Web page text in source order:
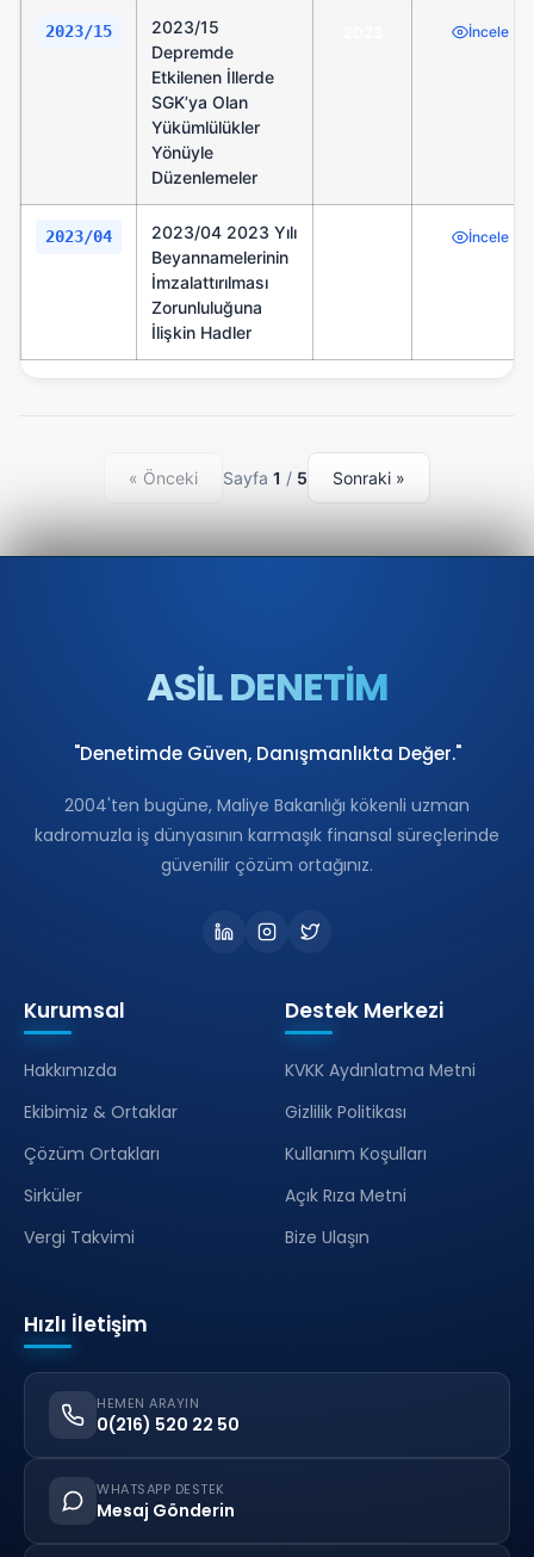
2023/15
2023/15
Depremde
Etkilenen İllerde
SGK’ya Olan
Yükümlülükler
Yönüyle
Düzenlemeler
İncele
2023/04
2023/04 2023 Yılı
Beyannamelerinin
İmzalattırılması
Zorunluluğuna
İlişkin Hadler
İncele
« Önceki Sayfa 1 / 5 Sonraki »
ASİL DENETİM
"Denetimde Güven, Danışmanlıkta Değer."
2004'ten bugüne, Maliye Bakanlığı kökenli uzman
kadromuzla iş dünyasının karmaşık finansal süreçlerinde
güvenilir çözüm ortağınız.
Kurumsal
Hakkımızda
Ekibimiz & Ortaklar
Çözüm Ortakları
Sirküler
Vergi Takvimi
Destek Merkezi
KVKK Aydınlatma Metni
Gizlilik Politikası
Kullanım Koşulları
Açık Rıza Metni
Bize Ulaşın
Hızlı İletişim
HEMEN ARAYIN
0(216) 520 22 50
WHATSAPP DESTEK
Mesaj Gönderin